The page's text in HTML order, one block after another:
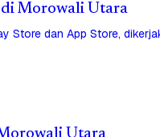
di Morowali Utara
Store dan App Store,